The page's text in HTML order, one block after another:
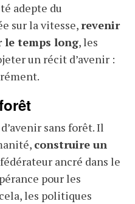
adepte du
sur la vitesse,revenir
le temps long, les
un récit d’avenir :
sans forêt. Il
construire un
fédérateur ancré dans le
pour les
les politiques